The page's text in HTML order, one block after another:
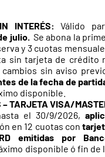
INTERÉS:Válido
julio. Se abona la
y 3 cuotas
sin tarjeta de crédito
sin aviso
de la fecha de
disponible.
– TARJETA VISA/
el 30/9/2026,
en 12 cuotas con
emitidas por
disponible ó fin de